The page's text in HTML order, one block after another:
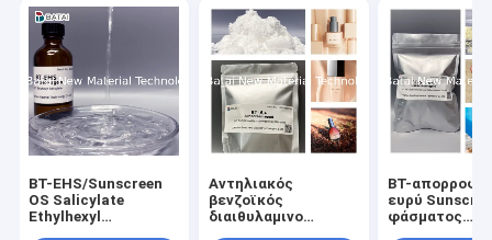
BT-EHS/Sunscreen
OS Salicylate
Ethylhexyl
Αντηλιακός
βενζοϊκός
διαιθυλαμινο
BT-
ευρύ
φάσματος